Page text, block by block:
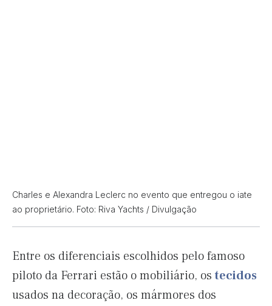
Charles e Alexandra Leclerc no evento que entregou o iate
ao proprietário. Foto: Riva Yachts / Divulgação
Entre os diferenciais escolhidos pelo famoso
piloto da Ferrari estão o mobiliário, ostecidos
usados na decoração, os mármores dos